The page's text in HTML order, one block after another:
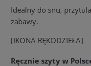
Idealny do snu,
zabawy.
[IKONA RĘKODZIEŁA]
Ręcznie szyty w